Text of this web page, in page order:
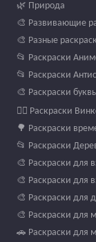
🌿 Природа
🎨 Развивающие
🎨 Разные
📂 Раскраски
📂 Раскраски
🎨 Раскраски
🧚‍♀️ Раскраски
🌳 Раскраски
📂 Раскраски
🎨 Раскраски для
🎨 Раскраски для
🎨 Раскраски для
🎨 Раскраски для
🚗 Раскраски для